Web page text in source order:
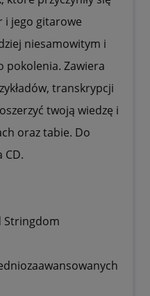
i jego gitarowe
niesamowitym i
pokolenia. Zawiera
transkrypcji
twoją wiedzę i
oraz tabie. Do
CD.
Stringdom